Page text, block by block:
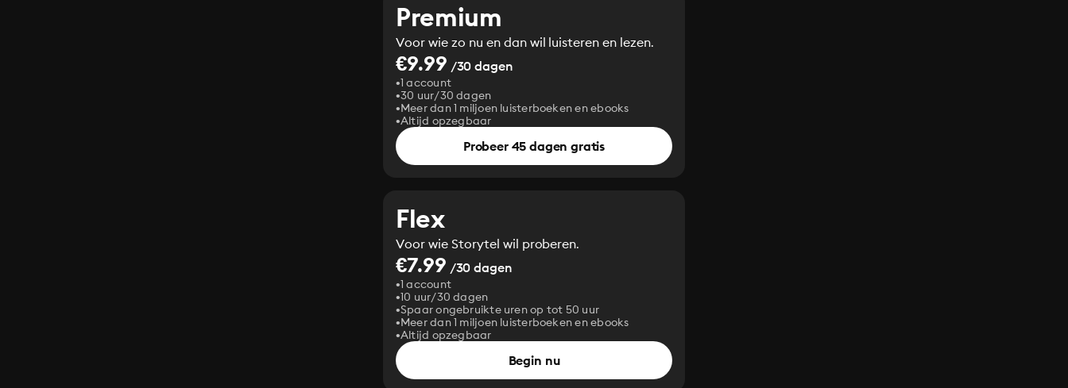
Premium
Voor wie zo nu en dan wil luisteren en lezen.
€9.99 /30 dagen
1 account
30 uur/30 dagen
Meer dan 1 miljoen luisterboeken en ebooks
Altijd opzegbaar
Probeer 45 dagen gratis
Flex
Voor wie Storytel wil proberen.
€7.99 /30 dagen
1 account
10 uur/30 dagen
Spaar ongebruikte uren op tot 50 uur
Meer dan 1 miljoen luisterboeken en ebooks
Altijd opzegbaar
Begin nu